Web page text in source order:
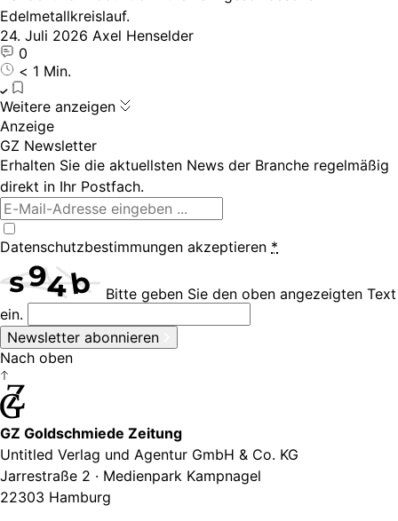
Edelmetallkreislauf.
24. Juli 2026 Axel Henselder
0
< 1 Min.
Weitere anzeigen
Anzeige
GZ Newsletter
Erhalten Sie die aktuellsten News der Branche regelmäßig
direkt in Ihr Postfach.
Datenschutzbestimmungen akzeptieren *
Bitte geben Sie den oben angezeigten Text
ein.
Newsletter abonnieren
Nach oben
GZ Goldschmiede Zeitung
Untitled Verlag und Agentur GmbH & Co. KG
Jarrestraße 2 · Medienpark Kampnagel
22303 Hamburg